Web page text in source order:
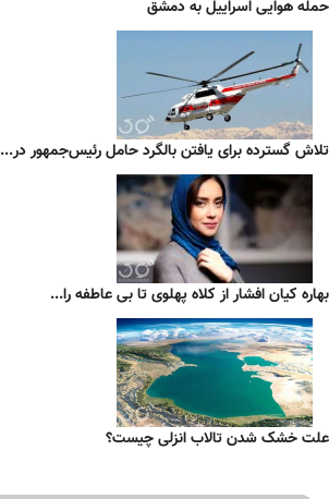
حمله هوایی اسراییل به دمشق
تلاش گسترده برای یافتن بالگرد حامل رئیس‌جمهور در...
بهاره کیان افشار از کلاه پهلوی تا بی عاطفه را...
علت خشک شدن تالاب انزلی چیست؟